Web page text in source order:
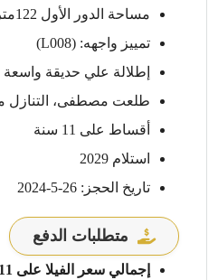
مساحة الدور الأول 122متر، مساحة الدور الثاني 115 متر، مساحة مباني الروف 31 متر
تمييز واجهه: (L008)
إطلالة علي حديقة واسعة
طلعت مصطفى، التنازل
أقساط على 11 سنة
استلام 2029
تاريخ الحجز: 26-5-2024
متطلبات الدفع
إجمالي سعر الفيلا على 11 سنة: